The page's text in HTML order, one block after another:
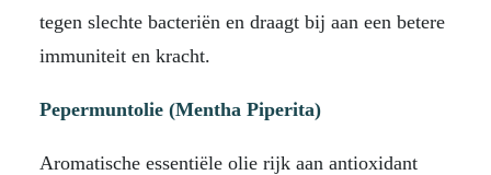
tegen slechte bacteriën en draagt ​​bij aan een betere
immuniteit en kracht.
Pepermuntolie (Mentha Piperita)
Aromatische essentiële olie rijk aan antioxidant